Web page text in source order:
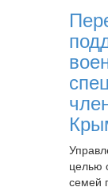
целью
семей